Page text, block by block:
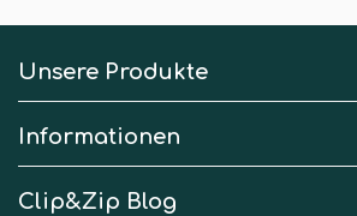
Unsere Produkte
Informationen
Clip&Zip Blog